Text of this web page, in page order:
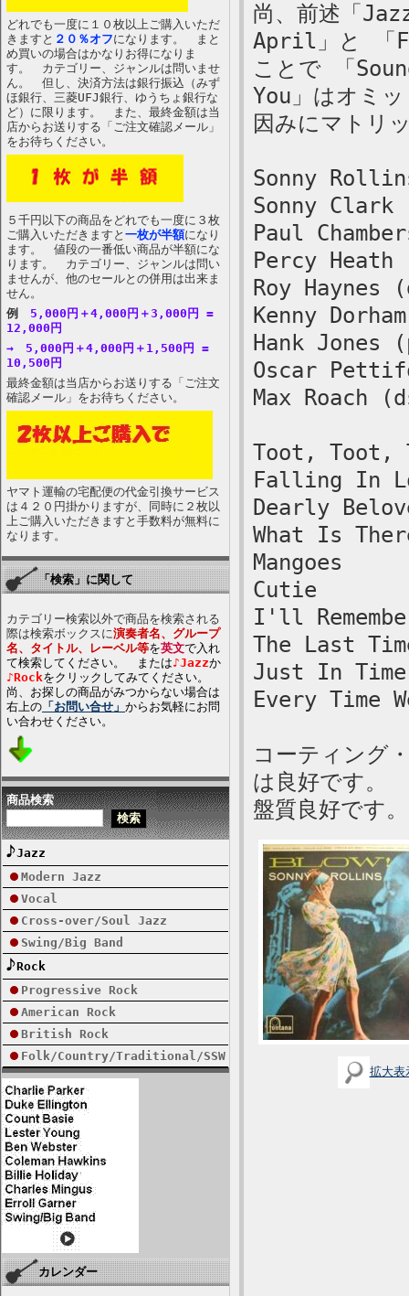
どれでも一度に１０枚以上ご購入いただ
きますと ２０％オフになります。 まと
め買いの場合はかなりお得になりま
す。 カテゴリー、ジャンルは問いませ
ん。 但し、決済方法は銀行振込（みず
ほ銀行、三菱UFJ銀行、ゆうちょ銀行な
ど）に限ります。 また、最終金額は当
店からお送りする「ご注文確認メール」
をお待ちください。
５千円以下の商品をどれでも一度に３枚
ご購入いただきますと 一枚が半額になり
ます。 値段の一番低い商品が半額にな
ります。 カテゴリー、ジャンルは問い
ませんが、他のセールとの併用は出来ま
せん。
例
5,000円＋4,000円＋3,000円 =
12,000円
→ 5,000円＋4,000円＋1,500円 =
10,500円
最終金額は当店からお送りする「ご注文
確認メール」をお待ちください。
ヤマト運輸の宅配便の代金引換サービス
は４２０円掛かりますが、同時に２枚以
上ご購入いただきますと手数料が無料に
なります。
「検索」に関して
カテゴリー検索以外で商品を検索される
際は検索ボックスに演奏者名、グループ
名、タイトル、レーベル等を英文で入れ
て検索してください。 または♪Jazzか
♪Rockをクリックしてみてください。
尚、お探しの商品がみつからない場合は
右上の 「お問い合せ」 からお気軽にお問
い合わせください。
商品検索
Jazz
Modern Jazz
Vocal
Cross-over/Soul Jazz
Swing/Big Band
Rock
Progressive Rock
American Rock
British Rock
Folk/Country/Traditional/SSW
カレンダー
尚、前述「
April」と 「
ことで 「
You」はオミ
因みにマトリ
Sonny
Sonny Clark
Paul
Percy
Roy Haynes
Kenny
Hank Jones
Oscar
Max Roach
Toot, Toot,
Falling In
Dearly
What Is
Mangoes
Cutie
I'll
The Last
Just In Time
Every Time
コーティング
は良好です。
盤質良好です。
拡大表